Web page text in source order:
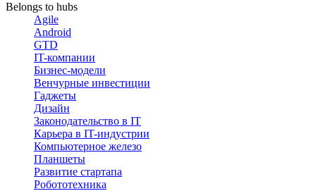
Belongs to hubs
Agile
Android
GTD
IT-компании
Бизнес-модели
Венчурные инвестиции
Гаджеты
Дизайн
Законодательство в IT
Карьера в IT-индустрии
Компьютерное железо
Планшеты
Развитие стартапа
Робототехника